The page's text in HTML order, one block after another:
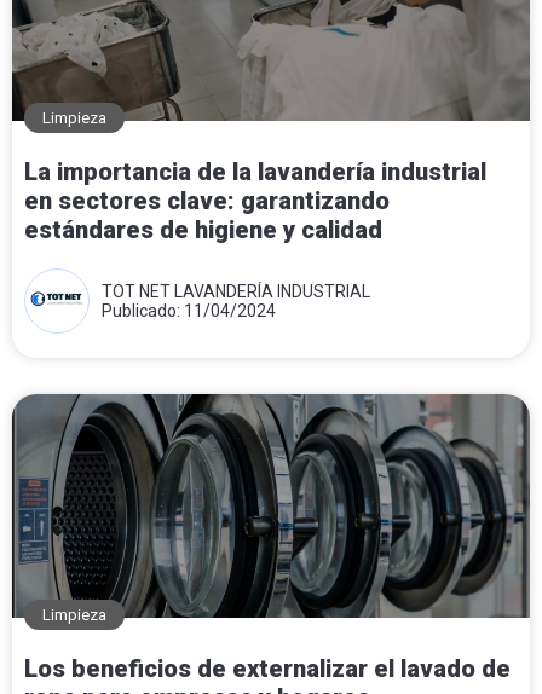
Limpieza
La importancia de la lavandería industrial
en sectores clave: garantizando
estándares de higiene y calidad
TOT NET LAVANDERÍA INDUSTRIAL
Publicado: 11/04/2024
Limpieza
Los beneficios de externalizar el lavado de